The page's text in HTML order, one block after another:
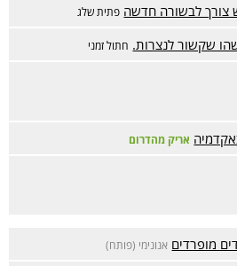
לבשורה חדשה פתית שלג
שקשור לנצרות. חתול זמני
אריק מהדרום
מופרדים אנונימי (פותח)